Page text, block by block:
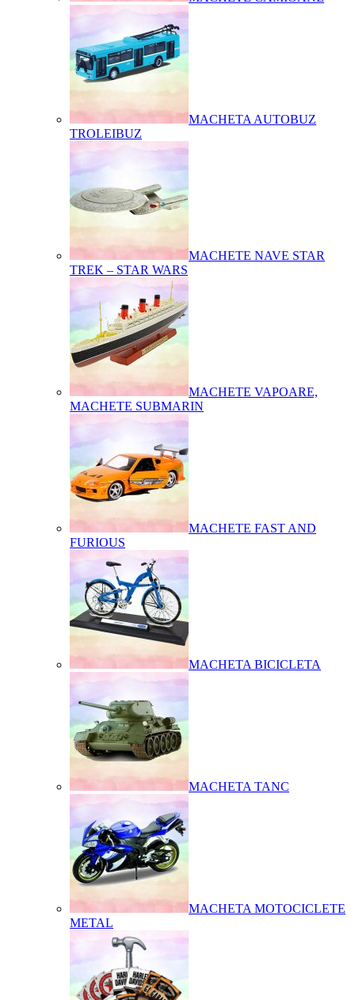
MACHETA AUTOBUZ
TROLEIBUZ
MACHETE NAVE STAR
TREK – STAR WARS
MACHETE VAPOARE,
MACHETE SUBMARIN
MACHETE FAST AND
FURIOUS
MACHETA BICICLETA
MACHETA TANC
MACHETA MOTOCICLETE
METAL